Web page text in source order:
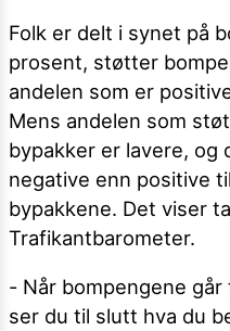
Folk er delt i synet på
prosent, støtter
andelen som er
Mens andelen som
bypakker er lavere, og
negative enn positive
bypakkene. Det viser
Trafikantbarometer.
- Når bompengene
ser du til slutt hva du